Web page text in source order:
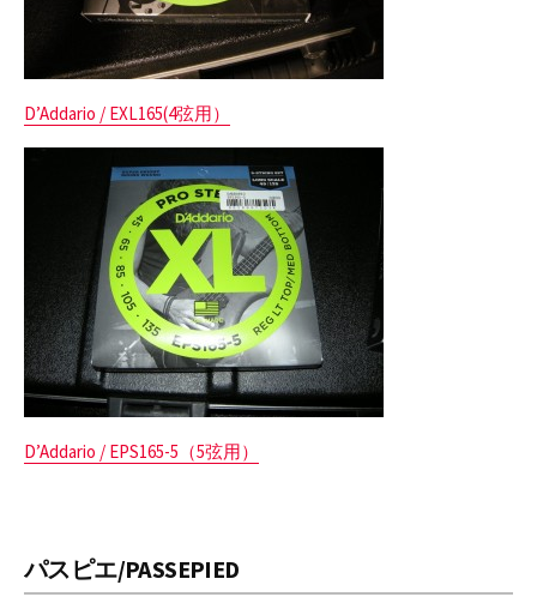
D’Addario / EXL165(4弦用）
D’Addario / EPS165-5（5弦用）
パスピエ/PASSEPIED